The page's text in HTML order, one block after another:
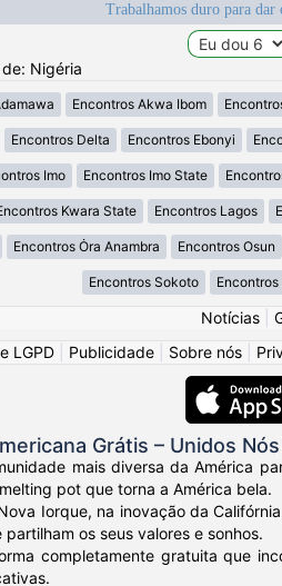
Trabalhamos duro para
Nigéria
Encontros Akwa Ibom
Encontros Delta Encontros Ebonyi
Imo Encontros Imo State
Kwara State Encontros Lagos
Encontros Ȯra Anambra Encontros Osun
Encontros Sokoto Encontros
Notícias
LGPD
Publicidade Sobre nós
Grátis – Unidos
mais diversa da América
pot que torna a América bela.
Iorque, na inovação da
os seus valores e sonhos.
completamente gratuita que